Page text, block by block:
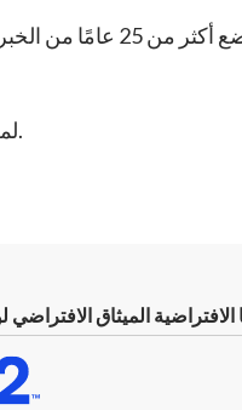
*تختلف المواد حسب الدورة والصف الدراسي. يرجى مراجعة موظفي LAVCA لمعرفة ما هي المواد المتوفرة خارج الإنترنت.